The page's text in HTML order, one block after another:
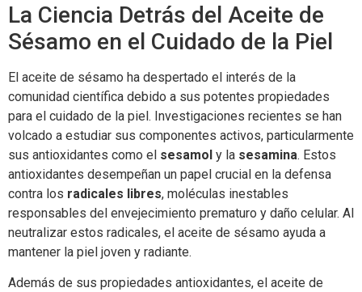
La Ciencia Detrás del Aceite de
Sésamo en el Cuidado de la Piel
El aceite de sésamo ha despertado el interés de la
comunidad científica debido a sus potentes propiedades
para el cuidado de la piel. Investigaciones recientes se han
volcado a estudiar sus componentes activos, particularmente
sus antioxidantes como el sesamol y la sesamina. Estos
antioxidantes desempeñan un papel crucial en la defensa
contra los radicales libres, moléculas inestables
responsables del envejecimiento prematuro y daño celular. Al
neutralizar estos radicales, el aceite de sésamo ayuda a
mantener la piel joven y radiante.
Además de sus propiedades antioxidantes, el aceite de